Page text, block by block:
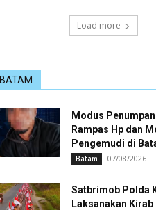
Load more
BATAM
Modus
Rampas Hp dan
Pengemudi di
Batam 07/08/2026
Satbrimob Polda
Laksanakan Kirab